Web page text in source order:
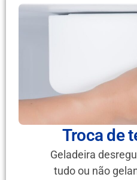
Troca de
Geladeira
tudo ou não